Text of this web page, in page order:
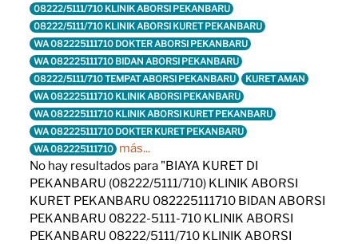
08222/5111/710 KLINIK ABORSI PEKANBARU
08222/5111/710 KLINIK ABORSI KURET PEKANBARU
WA 082225111710 DOKTER ABORSI PEKANBARU
WA 082225111710 BIDAN ABORSI PEKANBARU
08222/5111/710 TEMPAT ABORSI PEKANBARU
KURET AMAN
WA 082225111710 KLINIK ABORSI PEKANBARU
WA 082225111710 KLINIK ABORSI KURET PEKANBARU
WA 082225111710 DOKTER KURET PEKANBARU
WA 082225111710 más...
No hay resultados para "BIAYA KURET DI
PEKANBARU (08222/5111/710) KLINIK ABORSI
KURET PEKANBARU 082225111710 BIDAN ABORSI
PEKANBARU 08222-5111-710 KLINIK ABORSI
PEKANBARU 08222/5111/710 KLINIK ABORSI